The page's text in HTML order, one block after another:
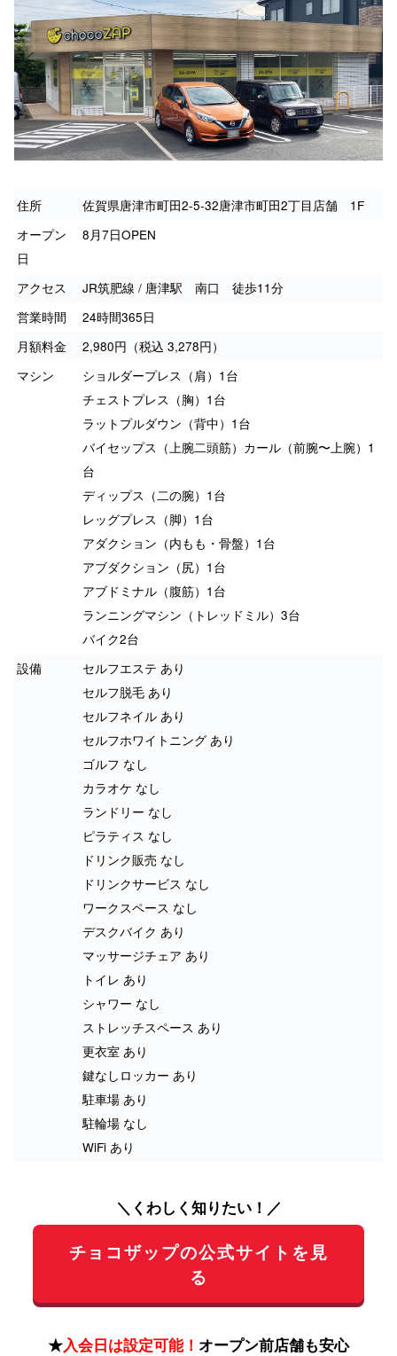
住所
佐賀県唐津市町田2-5-32唐津市町田2丁目店舗 1F
オープン
日
8月7日OPEN
アクセス
JR筑肥線 / 唐津駅 南口 徒歩11分
営業時間
24時間365日
月額料金
2,980円（税込 3,278円）
マシン
ショルダープレス（肩）1台
チェストプレス（胸）1台
ラットプルダウン（背中）1台
バイセップス（上腕二頭筋）カール（前腕〜上腕）1
台
ディップス（二の腕）1台
レッグプレス（脚）1台
アダクション（内もも・骨盤）1台
アブダクション（尻）1台
アブドミナル（腹筋）1台
ランニングマシン（トレッドミル）3台
バイク2台
設備
セルフエステ あり
セルフ脱毛 あり
セルフネイル あり
セルフホワイトニング あり
ゴルフ なし
カラオケ なし
ランドリー なし
ピラティス なし
ドリンク販売 なし
ドリンクサービス なし
ワークスペース なし
デスクバイク あり
マッサージチェア あり
トイレ あり
シャワー なし
ストレッチスペース あり
更衣室 あり
鍵なしロッカー あり
駐車場 あり
駐輪場 なし
WiFi あり
＼くわしく知りたい！／
チョコザップの公式サイトを見
る
★入会日は設定可能！ オープン前店舗も安心